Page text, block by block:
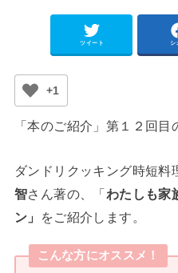
ツイート シ
+1
「本のご紹介」第１２回目
ダンドリクッキング時短料
智さん著の、「わたしも家
ン」
をご紹介します。
こんな方にオススメ！